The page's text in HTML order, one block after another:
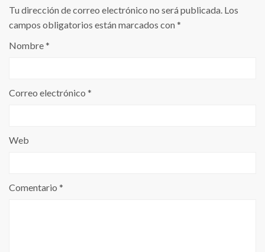
Tu dirección de correo electrónico no será publicada. Los
campos obligatorios están marcados con *
Nombre*
Correo electrónico *
Web
Comentario *